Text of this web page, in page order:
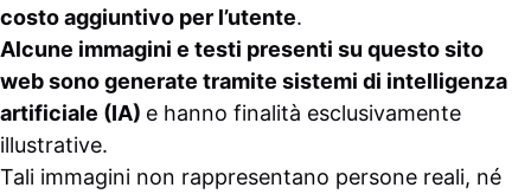
costo aggiuntivo per l’utente.
Alcune immagini e testi presenti su questo sito
web sono generate tramite sistemi di intelligenza
artificiale (IA) e hanno finalità esclusivamente
illustrative.
Tali immagini non rappresentano persone reali, né